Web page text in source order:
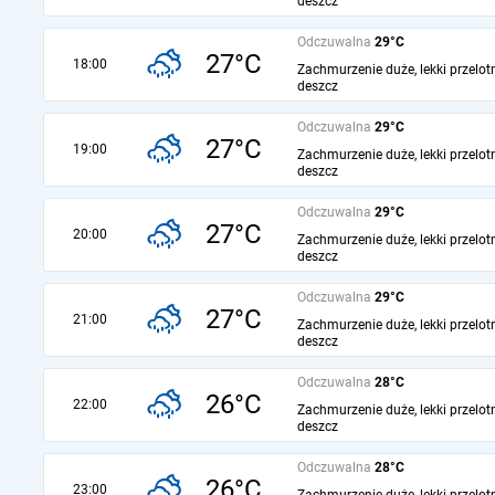
18:00 27°C
Odczuwalna 29°C
Zachmurzenie duże, lekki
deszcz
19:00 27°C
Odczuwalna 29°C
Zachmurzenie duże, lekki
deszcz
20:00 27°C
Odczuwalna 29°C
Zachmurzenie duże, lekki
deszcz
21:00 27°C
Odczuwalna 29°C
Zachmurzenie duże, lekki
deszcz
22:00 26°C
Odczuwalna 28°C
Zachmurzenie duże, lekki
deszcz
23:00
Odczuwalna 28°C